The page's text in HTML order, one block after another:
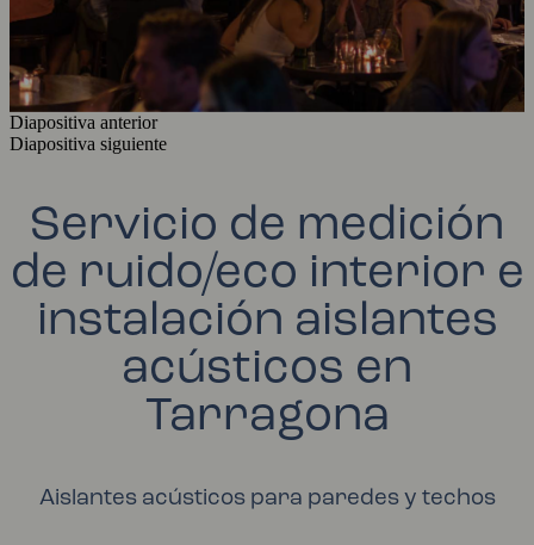
Diapositiva anterior
Diapositiva siguiente
Servicio de medición
de ruido/eco interior e
instalación aislantes
acústicos en
Tarragona
Aislantes acústicos para paredes y techos